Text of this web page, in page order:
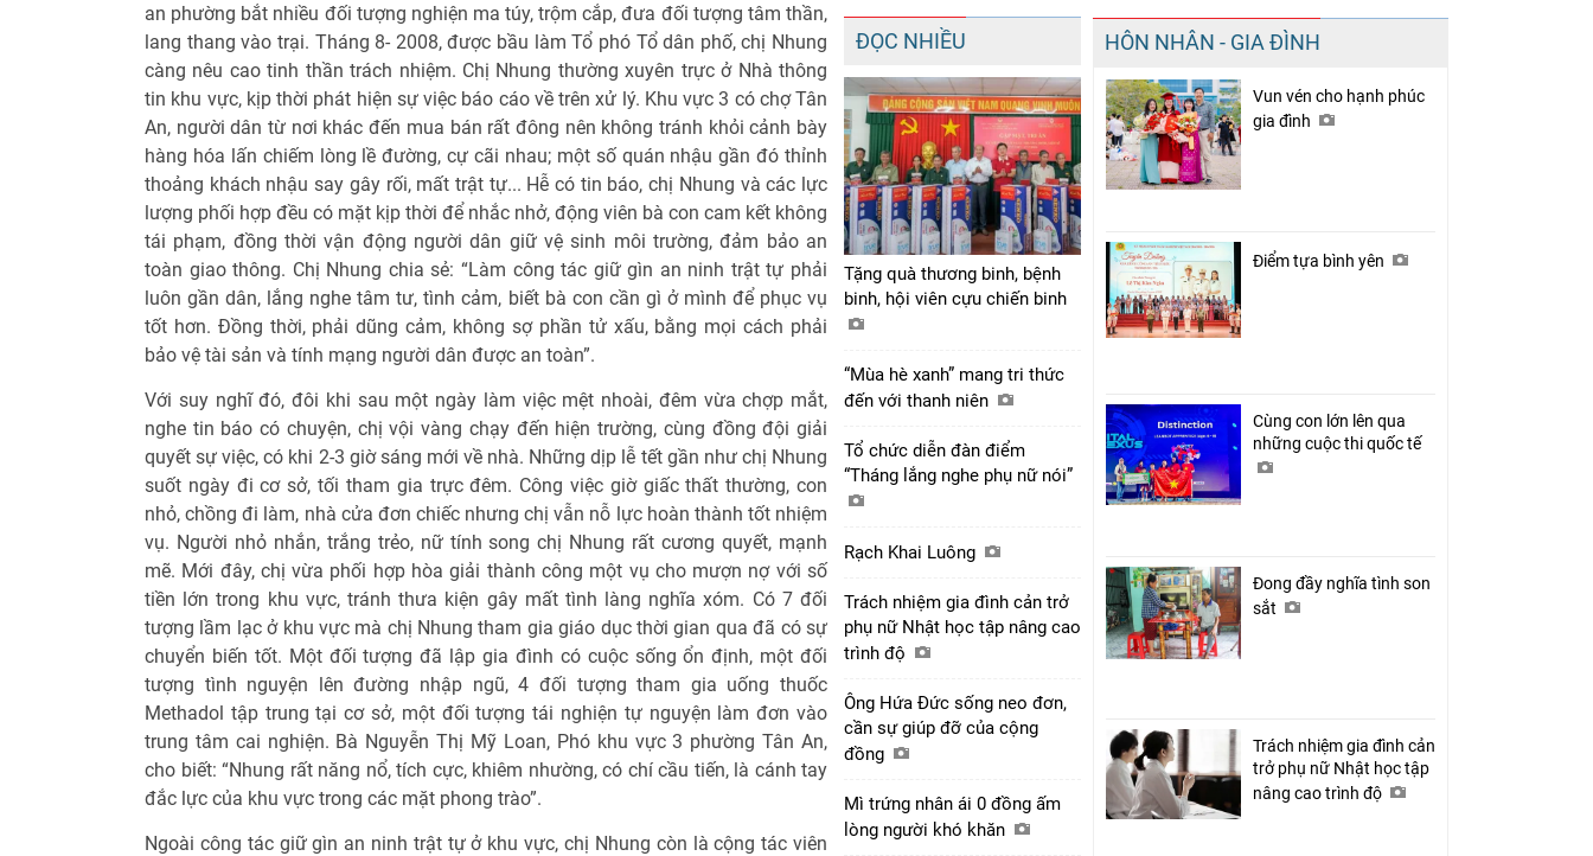
an phường bắt nhiều đối tượng nghiện ma túy, trộm cắp, đưa đối tượng tâm thần,
lang thang vào trại. Tháng 8- 2008, được bầu làm Tổ phó Tổ dân phố, chị Nhung
càng nêu cao tinh thần trách nhiệm. Chị Nhung thường xuyên trực ở Nhà thông
tin khu vực, kịp thời phát hiện sự việc báo cáo về trên xử lý. Khu vực 3 có chợ Tân
An, người dân từ nơi khác đến mua bán rất đông nên không tránh khỏi cảnh bày
hàng hóa lấn chiếm lòng lề đường, cự cãi nhau; một số quán nhậu gần đó thỉnh
thoảng khách nhậu say gây rối, mất trật tự... Hễ có tin báo, chị Nhung và các lực
lượng phối hợp đều có mặt kịp thời để nhắc nhở, động viên bà con cam kết không
tái phạm, đồng thời vận động người dân giữ vệ sinh môi trường, đảm bảo an
toàn giao thông. Chị Nhung chia sẻ: “Làm công tác giữ gìn an ninh trật tự phải
luôn gần dân, lắng nghe tâm tư, tình cảm, biết bà con cần gì ở mình để phục vụ
tốt hơn. Đồng thời, phải dũng cảm, không sợ phần tử xấu, bằng mọi cách phải
bảo vệ tài sản và tính mạng người dân được an toàn”.
Với suy nghĩ đó, đôi khi sau một ngày làm việc mệt nhoài, đêm vừa chợp mắt,
nghe tin báo có chuyện, chị vội vàng chạy đến hiện trường, cùng đồng đội giải
quyết sự việc, có khi 2-3 giờ sáng mới về nhà. Những dịp lễ tết gần như chị Nhung
suốt ngày đi cơ sở, tối tham gia trực đêm. Công việc giờ giấc thất thường, con
nhỏ, chồng đi làm, nhà cửa đơn chiếc nhưng chị vẫn nỗ lực hoàn thành tốt nhiệm
vụ. Người nhỏ nhắn, trắng trẻo, nữ tính song chị Nhung rất cương quyết, mạnh
mẽ. Mới đây, chị vừa phối hợp hòa giải thành công một vụ cho mượn nợ với số
tiền lớn trong khu vực, tránh thưa kiện gây mất tình làng nghĩa xóm. Có 7 đối
tượng lầm lạc ở khu vực mà chị Nhung tham gia giáo dục thời gian qua đã có sự
chuyển biến tốt. Một đối tượng đã lập gia đình có cuộc sống ổn định, một đối
tượng tình nguyện lên đường nhập ngũ, 4 đối tượng tham gia uống thuốc
Methadol tập trung tại cơ sở, một đối tượng tái nghiện tự nguyện làm đơn vào
trung tâm cai nghiện. Bà Nguyễn Thị Mỹ Loan, Phó khu vực 3 phường Tân An,
cho biết: “Nhung rất năng nổ, tích cực, khiêm nhường, có chí cầu tiến, là cánh tay
đắc lực của khu vực trong các mặt phong trào”.
Ngoài công tác giữ gìn an ninh trật tự ở khu vực, chị Nhung còn là cộng tác viên
ĐỌC NHIỀU
Tặng quà thương binh, bệnh
binh, hội viên cựu chiến binh
“Mùa hè xanh” mang tri thức
đến với thanh niên
Tổ chức diễn đàn điểm
“Tháng lắng nghe phụ nữ nói”
Rạch Khai Luông
Trách nhiệm gia đình cản trở
phụ nữ Nhật học tập nâng cao
trình độ
Ông Hứa Đức sống neo đơn,
cần sự giúp đỡ của cộng
đồng
Mì trứng nhân ái 0 đồng ấm
lòng người khó khăn
HÔN NHÂN - GIA ĐÌNH
Vun vén cho hạnh phúc
gia đình
Điểm tựa bình yên
Cùng con lớn lên qua
những cuộc thi quốc tế
Đong đầy nghĩa tình son
sắt
Trách nhiệm gia đình cản
trở phụ nữ Nhật học tập
nâng cao trình độ